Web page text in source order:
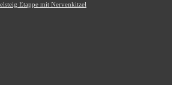
Etappe mit Nervenkitzel